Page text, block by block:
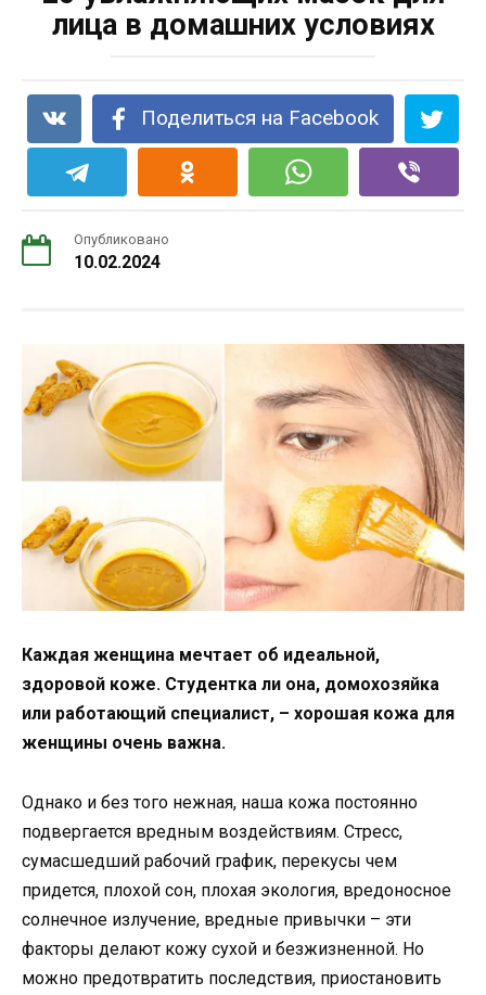
лица в домашних условиях
Поделиться на Facebook
Опубликовано
10.02.2024
Каждая женщина мечтает об идеальной,
здоровой коже. Студентка ли она, домохозяйка
или работающий специалист, – хорошая кожа для
женщины очень важна.
Однако и без того нежная, наша кожа постоянно
подвергается вредным воздействиям. Стресс,
сумасшедший рабочий график, перекусы чем
придется, плохой сон, плохая экология, вредоносное
солнечное излучение, вредные привычки – эти
факторы делают кожу сухой и безжизненной. Но
можно предотвратить последствия, приостановить